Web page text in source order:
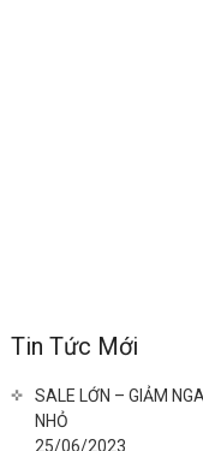
Tin Tức Mới
SALE LỚN – GIẢM
NHỎ
25/06/2023